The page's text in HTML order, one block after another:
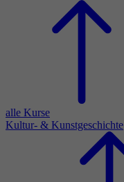
alle Kurse
Kultur- & Kunstgeschichte